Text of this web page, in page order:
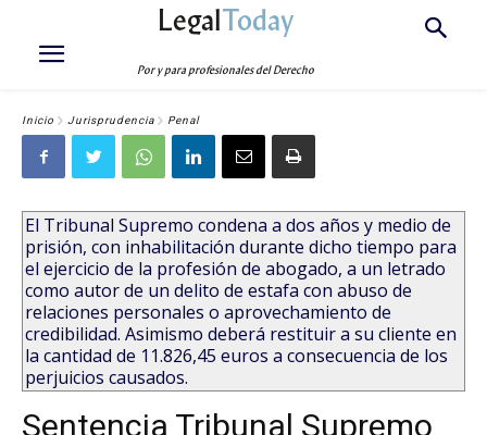
LegalToday
Por y para profesionales del Derecho
Inicio Jurisprudencia Penal
El Tribunal Supremo condena a dos años y medio de
prisión, con inhabilitación durante dicho tiempo para
el ejercicio de la profesión de abogado, a un letrado
como autor de un delito de estafa con abuso de
relaciones personales o aprovechamiento de
credibilidad. Asimismo deberá restituir a su cliente en
la cantidad de 11.826,45 euros a consecuencia de los
perjuicios causados.
Sentencia Tribunal Supremo